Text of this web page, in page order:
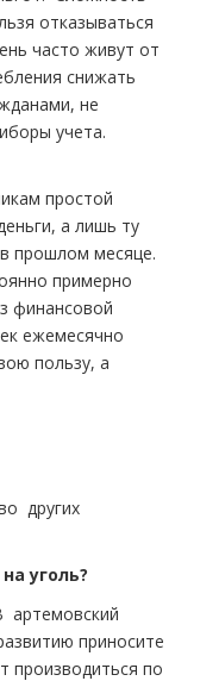
отказываться
часто живут от
снижать
не
учета.
простой
а лишь ту
прошлом месяце.
примерно
финансовой
ежемесячно
пользу, а
других
уголь?
артемовский
приносите
производиться по